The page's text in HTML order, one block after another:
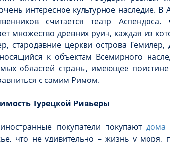
интересное культурное наследие.
считается театр
множество древних руин, каждая из
стародавние церкви острова
к объектам Всемирного
областей страны, имеющее поистине
с самим Римом.
Турецкой Ривьеры
покупатели покупаютдома
что не удивительно – жизнь у моря,